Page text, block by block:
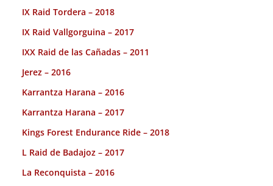
IX Raid Tordera – 2018
IX Raid Vallgorguina – 2017
IXX Raid de las Cañadas – 2011
Jerez – 2016
Karrantza Harana – 2016
Karrantza Harana – 2017
Kings Forest Endurance Ride – 2018
L Raid de Badajoz – 2017
La Reconquista – 2016